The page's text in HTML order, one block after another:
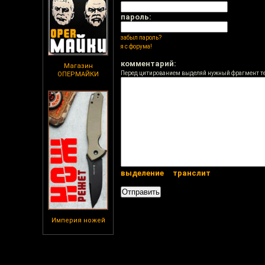
Магазин
ОПЕРМАЙКИ
Империя ножей
пароль:
забыл пароль?
я с форума!
комментарий:
Перед цитированием выделяй нужный фрагмент
выделение транслит